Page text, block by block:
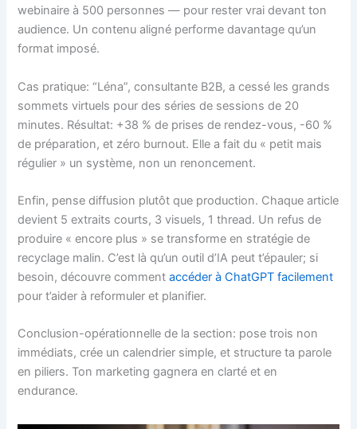
webinaire à 500 personnes — pour rester vrai devant ton
audience. Un contenu aligné performe davantage qu’un
format imposé.
Cas pratique: “Léna”, consultante B2B, a cessé les grands
sommets virtuels pour des séries de sessions de 20
minutes. Résultat: +38 % de prises de rendez-vous, -60 %
de préparation, et zéro burnout. Elle a fait du « petit mais
régulier » un système, non un renoncement.
Enfin, pense diffusion plutôt que production. Chaque article
devient 5 extraits courts, 3 visuels, 1 thread. Un refus de
produire « encore plus » se transforme en stratégie de
recyclage malin. C’est là qu’un outil d’IA peut t’épauler; si
besoin, découvre commentaccéder à ChatGPT facilement
pour t’aider à reformuler et planifier.
Conclusion-opérationnelle de la section: pose trois non
immédiats, crée un calendrier simple, et structure ta parole
en piliers. Ton marketing gagnera en clarté et en
endurance.